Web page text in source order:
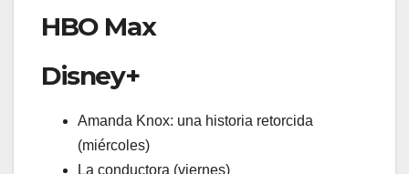
HBO Max
Disney+
Amanda Knox: una historia retorcida
(miércoles)
La conductora (viernes)